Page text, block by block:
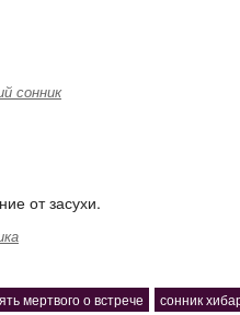
сонник
от засухи.
мертвого о встрече
сонник